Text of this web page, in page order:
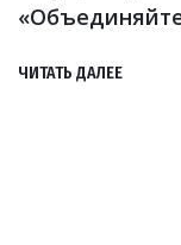
ЧИТАТЬ ДАЛЕЕ